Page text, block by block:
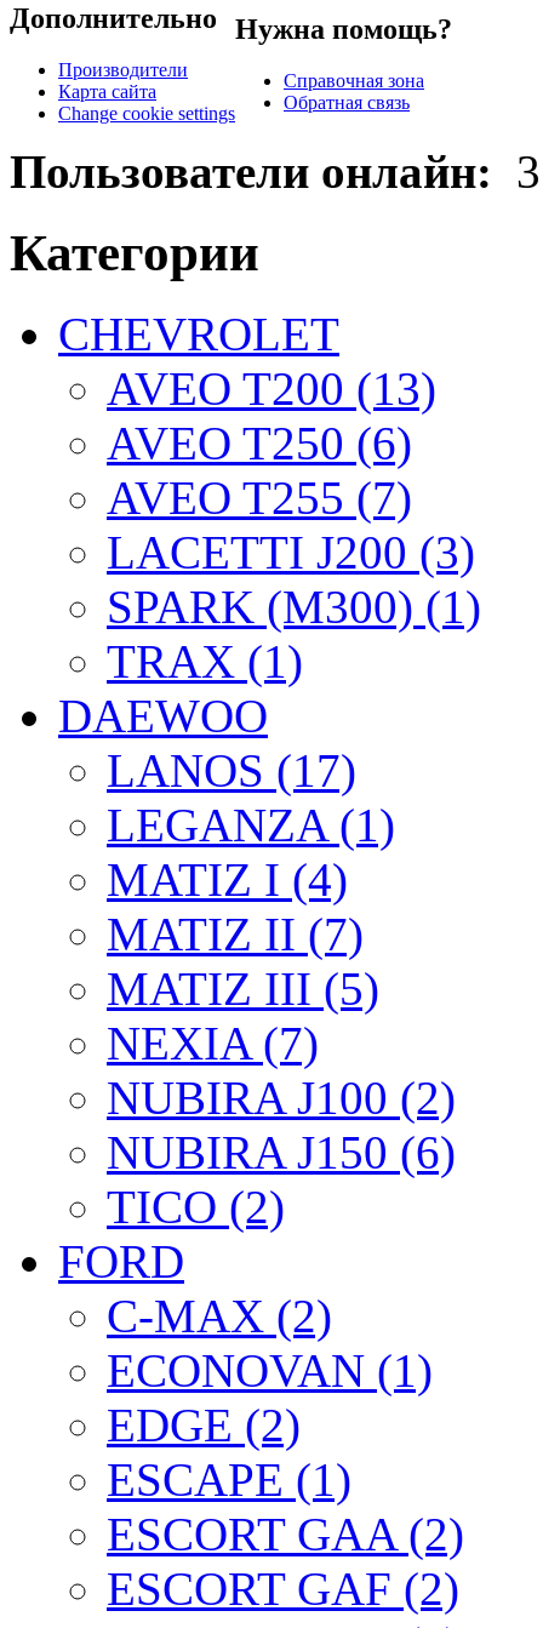
Дополнительно
Производители
Карта сайта
Change cookie settings
Нужна помощь?
Справочная зона
Обратная связь
Пользователи онлайн:
Категории
CHEVROLET
AVEO T200 (13)
AVEO T250 (6)
AVEO T255 (7)
LACETTI J200 (3)
SPARK (M300) (1)
TRAX (1)
DAEWOO
LANOS (17)
LEGANZA (1)
MATIZ I (4)
MATIZ II (7)
MATIZ III (5)
NEXIA (7)
NUBIRA J100 (2)
NUBIRA J150 (6)
TICO (2)
FORD
C-MAX (2)
ECONOVAN (1)
EDGE (2)
ESCAPE (1)
ESCORT GAA (2)
ESCORT GAF (2)